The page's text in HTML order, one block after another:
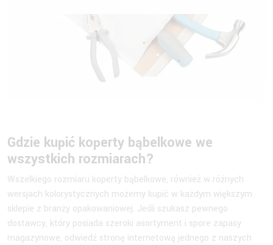
Gdzie kupić koperty bąbelkowe we
wszystkich rozmiarach?
Wszelkiego rozmiaru koperty bąbelkowe, również w różnych
wersjach kolorystycznych możemy kupić w każdym większym
sklepie z branży opakowaniowej. Jeśli szukasz pewnego
dostawcy, który posiada szeroki asortyment i spore zapasy
magazynowe, odwiedź stronę internetową jednego z naszych